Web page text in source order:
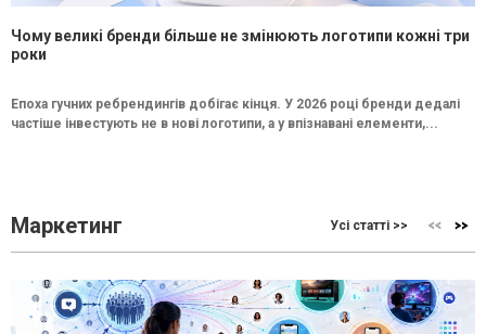
Чому великі бренди більше не змінюють логотипи кожні три
роки
Епоха гучних ребрендингів добігає кінця. У 2026 році бренди дедалі
частіше інвестують не в нові логотипи, а у впізнавані елементи,...
Маркетинг Усі статті >>